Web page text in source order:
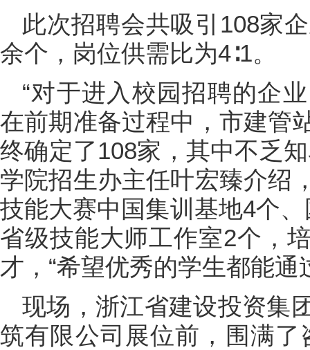
此次招聘会共吸引108家
余个，岗位供需比为4∶1。
“对于进入校园招聘的企
在前期准备过程中，市建管
终确定了108家，其中不乏
学院招生办主任叶宏臻介绍
技能大赛中国集训基地4个
省级技能大师工作室2个，
才，“希望优秀的学生都能
现场，浙江省建设投资集
筑有限公司展位前，围满了